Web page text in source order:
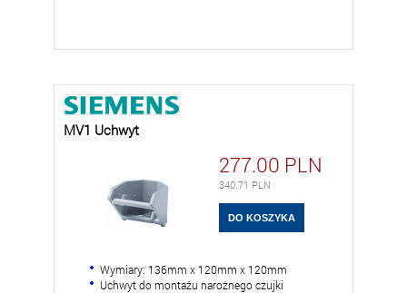
MV1 Uchwyt
277.00 PLN
340.71 PLN
Wymiary: 136mm x 120mm x 120mm
Uchwyt do montażu narożnego czujki